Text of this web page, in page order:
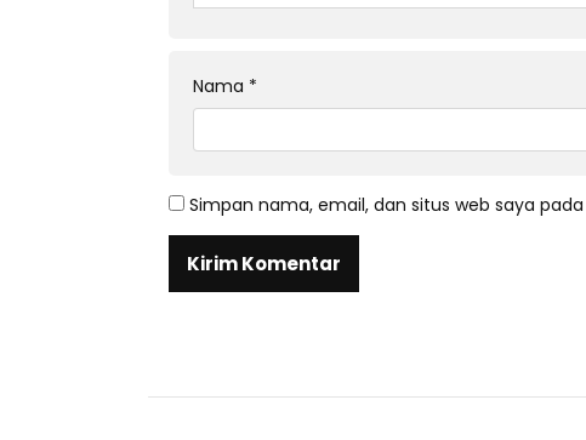
Nama *
Simpan nama, email, dan situs web saya